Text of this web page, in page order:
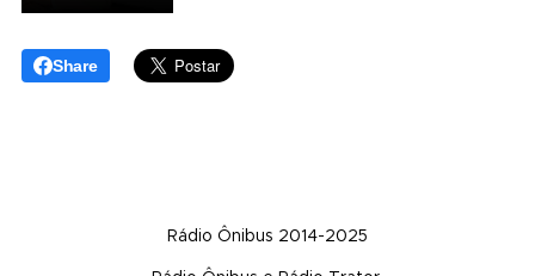
Share
Rádio Ônibus 2014-2025